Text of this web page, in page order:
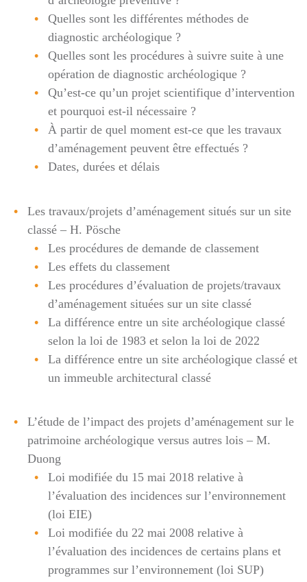
Quelles sont les différentes méthodes de
diagnostic archéologique ?
Quelles sont les procédures à suivre suite à une
opération de diagnostic archéologique ?
Qu’est-ce qu’un projet scientifique d’intervention
et pourquoi est-il nécessaire ?
À partir de quel moment est-ce que les travaux
d’aménagement peuvent être effectués ?
Dates, durées et délais
Les travaux/projets d’aménagement situés sur un site
classé – H. Pösche
Les procédures de demande de classement
Les effets du classement
Les procédures d’évaluation de projets/travaux
d’aménagement situées sur un site classé
La différence entre un site archéologique classé
selon la loi de 1983 et selon la loi de 2022
La différence entre un site archéologique classé et
un immeuble architectural classé
L’étude de l’impact des projets d’aménagement sur le
patrimoine archéologique versus autres lois – M.
Duong
Loi modifiée du 15 mai 2018 relative à
l’évaluation des incidences sur l’environnement
(loi EIE)
Loi modifiée du 22 mai 2008 relative à
l’évaluation des incidences de certains plans et
programmes sur l’environnement (loi SUP)